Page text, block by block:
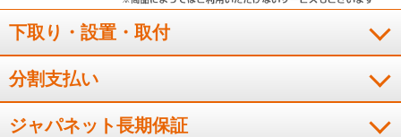
下取り・設置・取付
分割支払い
ジャパネット長期保証